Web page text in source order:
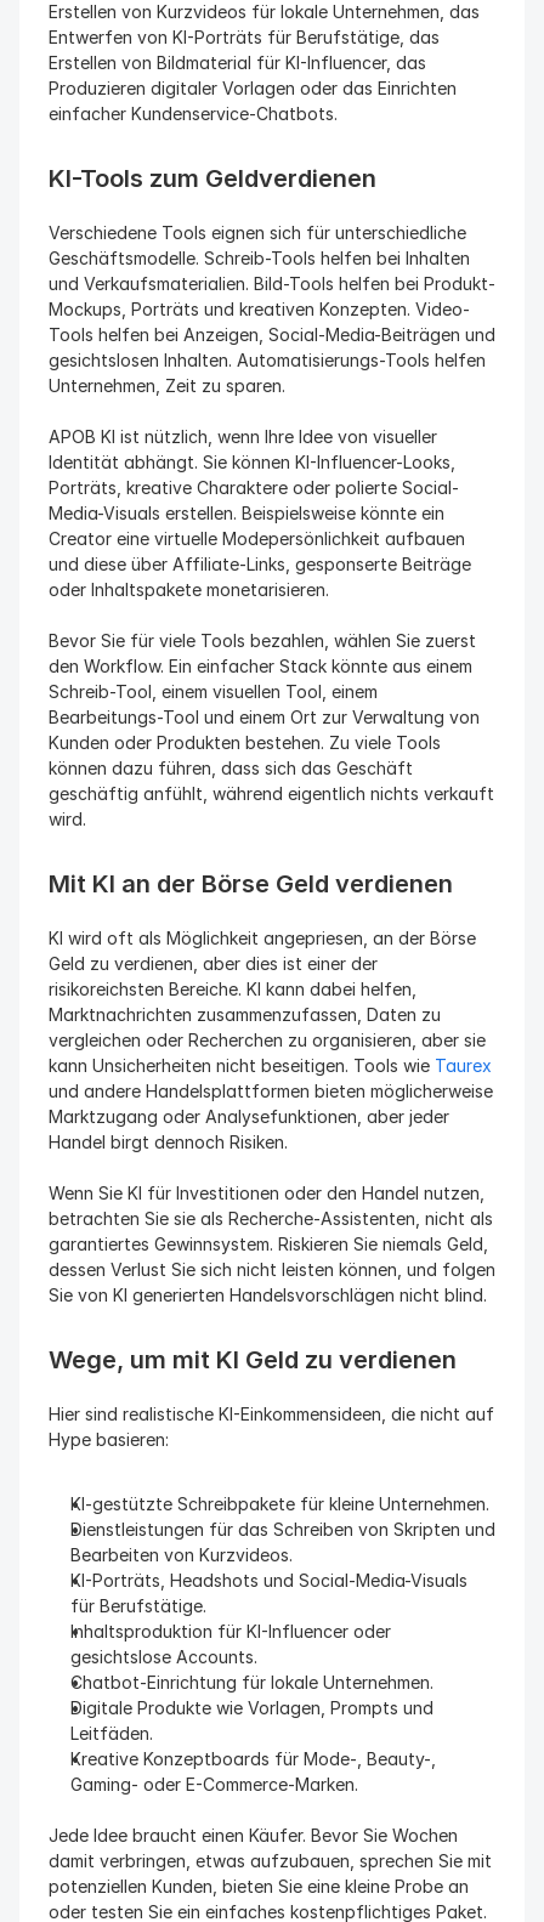
Erstellen von Kurzvideos für lokale Unternehmen, das
Entwerfen von KI-Porträts für Berufstätige, das
Erstellen von Bildmaterial für KI-Influencer, das
Produzieren digitaler Vorlagen oder das Einrichten
einfacher Kundenservice-Chatbots.
KI-Tools zum Geldverdienen
Verschiedene Tools eignen sich für unterschiedliche
Geschäftsmodelle. Schreib-Tools helfen bei Inhalten
und Verkaufsmaterialien. Bild-Tools helfen bei Produkt-
Mockups, Porträts und kreativen Konzepten. Video-
Tools helfen bei Anzeigen, Social-Media-Beiträgen und
gesichtslosen Inhalten. Automatisierungs-Tools helfen
Unternehmen, Zeit zu sparen.
APOB KI ist nützlich, wenn Ihre Idee von visueller
Identität abhängt. Sie können KI-Influencer-Looks,
Porträts, kreative Charaktere oder polierte Social-
Media-Visuals erstellen. Beispielsweise könnte ein
Creator eine virtuelle Modepersönlichkeit aufbauen
und diese über Affiliate-Links, gesponserte Beiträge
oder Inhaltspakete monetarisieren.
Bevor Sie für viele Tools bezahlen, wählen Sie zuerst
den Workflow. Ein einfacher Stack könnte aus einem
Schreib-Tool, einem visuellen Tool, einem
Bearbeitungs-Tool und einem Ort zur Verwaltung von
Kunden oder Produkten bestehen. Zu viele Tools
können dazu führen, dass sich das Geschäft
geschäftig anfühlt, während eigentlich nichts verkauft
wird.
Mit KI an der Börse Geld verdienen
KI wird oft als Möglichkeit angepriesen, an der Börse
Geld zu verdienen, aber dies ist einer der
risikoreichsten Bereiche. KI kann dabei helfen,
Marktnachrichten zusammenzufassen, Daten zu
vergleichen oder Recherchen zu organisieren, aber sie
kann Unsicherheiten nicht beseitigen. Tools wie Taurex
und andere Handelsplattformen bieten möglicherweise
Marktzugang oder Analysefunktionen, aber jeder
Handel birgt dennoch Risiken.
Wenn Sie KI für Investitionen oder den Handel nutzen,
betrachten Sie sie als Recherche-Assistenten, nicht als
garantiertes Gewinnsystem. Riskieren Sie niemals Geld,
dessen Verlust Sie sich nicht leisten können, und folgen
Sie von KI generierten Handelsvorschlägen nicht blind.
Wege, um mit KI Geld zu verdienen
Hier sind realistische KI-Einkommensideen, die nicht auf
Hype basieren:
KI-gestützte Schreibpakete für kleine Unternehmen.
Dienstleistungen für das Schreiben von Skripten und
Bearbeiten von Kurzvideos.
KI-Porträts, Headshots und Social-Media-Visuals
für Berufstätige.
Inhaltsproduktion für KI-Influencer oder
gesichtslose Accounts.
Chatbot-Einrichtung für lokale Unternehmen.
Digitale Produkte wie Vorlagen, Prompts und
Leitfäden.
Kreative Konzeptboards für Mode-, Beauty-,
Gaming- oder E-Commerce-Marken.
Jede Idee braucht einen Käufer. Bevor Sie Wochen
damit verbringen, etwas aufzubauen, sprechen Sie mit
potenziellen Kunden, bieten Sie eine kleine Probe an
oder testen Sie ein einfaches kostenpflichtiges Paket.